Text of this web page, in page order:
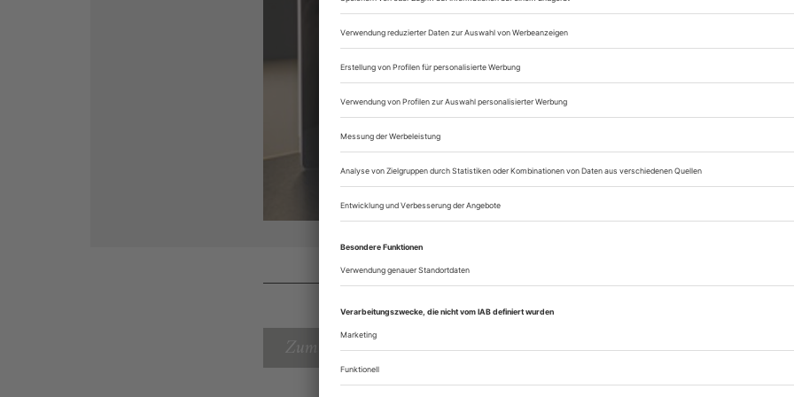
Zugang zum
Sie können alle Vorteile
sofort nutzen
Digital-Abo testen
Zum Inhaltsverzeichnis